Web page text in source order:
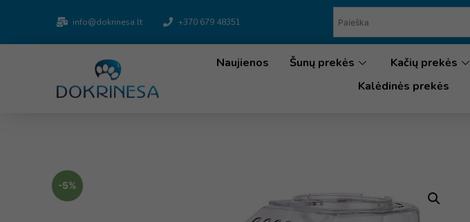
info@dokrinesa.lt +370 679 48351
Naujienos Šunų prekės Kačių prekės
Kalėdinės prekės
-5%